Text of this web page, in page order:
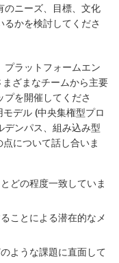
のニーズ、目標、文化
かを検討してくださ
プラットフォームエン
ざまなチームから主要
を開催してくださ
デル (中央集権型プロ
デンパス、組み込み型
について話し合いま
どの程度一致していま
ことによる潜在的なメ
ような課題に直面して